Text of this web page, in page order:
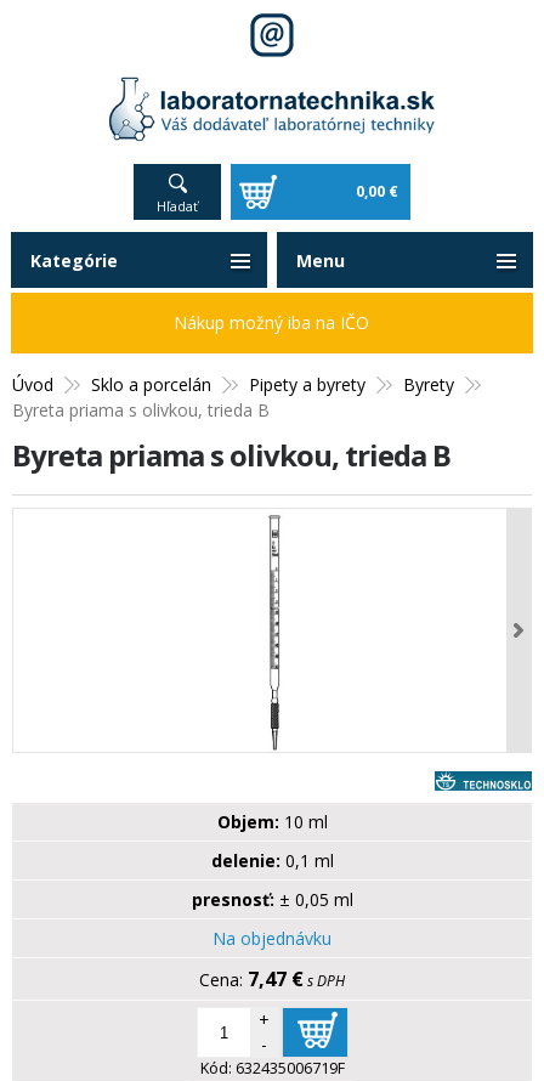
Hľadať
0,00 €
Úvod Sklo a porcelán Pipety a byrety
Byrety
Byreta priama s olivkou, trieda B
Byreta priama s olivkou, trieda B
Objem: 10 ml
delenie: 0,1 ml
presnosť: ± 0,05 ml
Na objednávku
7,47 €s DPH
+
-
Kód: 632435006719F
Kategórie
Nákup možný iba na IČO
Menu